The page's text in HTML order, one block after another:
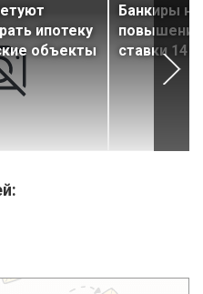
ипотеку
объекты
Банкиры
ставки 14